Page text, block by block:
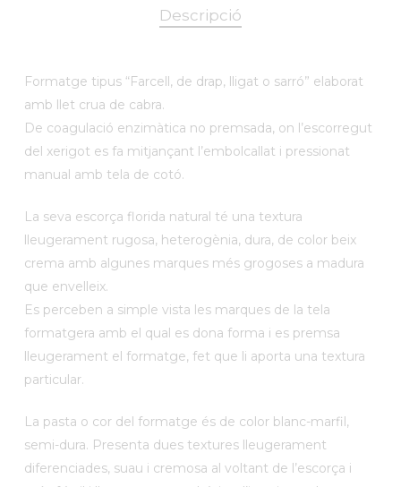
Descripció
Formatge tipus “Farcell, de drap, lligat o sarró” elaborat
amb llet crua de cabra.
De coagulació enzimàtica no premsada, on l’escorregut
del xerigot es fa mitjançant l’embolcallat i pressionat
manual amb tela de cotó.
La seva escorça florida natural té una textura
lleugerament rugosa, heterogènia, dura, de color beix
crema amb algunes marques més grogoses a madura
que envelleix.
Es perceben a simple vista les marques de la tela
formatgera amb el qual es dona forma i es premsa
lleugerament el formatge, fet que li aporta una textura
particular.
La pasta o cor del formatge és de color blanc-marfil,
semi-dura. Presenta dues textures lleugerament
diferenciades, suau i cremosa al voltant de l’escorça i